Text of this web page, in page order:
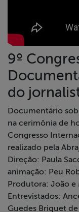
9º
do
Documentário
na cerimônia de
Congresso
realizado pela
Direção: Paula
animação: Peu
Produtora: João e
Entrevistados:
Guedes Briquet